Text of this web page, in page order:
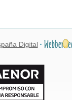
Digital